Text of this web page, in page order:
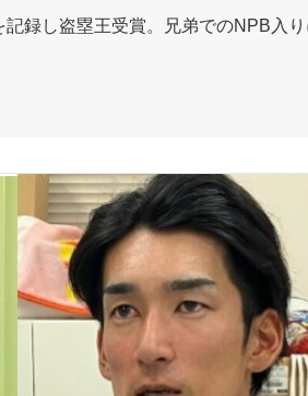
録し盗塁王受賞。兄弟でのNPB入